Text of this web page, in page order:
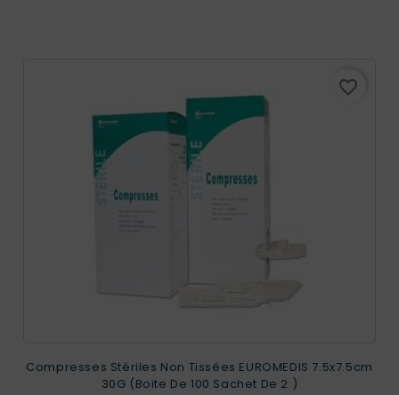
favorite_border
Compresses Stériles Non Tissées EUROMEDIS 7.5x7.5cm
30G (Boite De 100 Sachet De 2 )